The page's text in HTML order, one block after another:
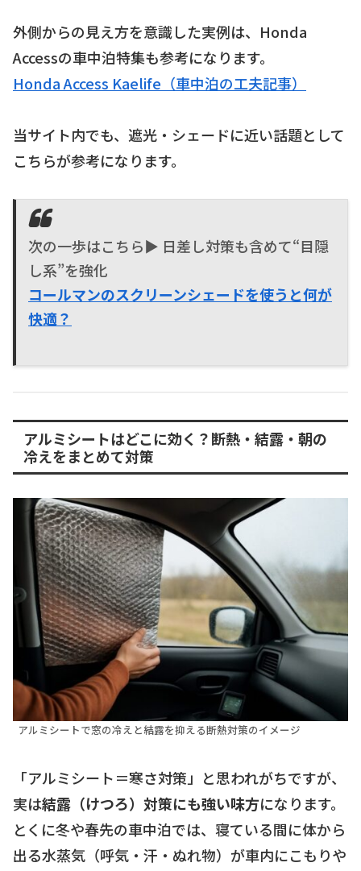
外側からの見え方を意識した実例は、Honda
Accessの車中泊特集も参考になります。
Honda Access Kaelife（車中泊の工夫記事）
当サイト内でも、遮光・シェードに近い話題として
こちらが参考になります。
次の一歩はこちら▶ 日差し対策も含めて“目隠
し系”を強化
コールマンのスクリーンシェードを使うと何が
快適？
アルミシートはどこに効く？断熱・結露・朝の
冷えをまとめて対策
アルミシートで窓の冷えと結露を抑える断熱対策のイメージ
「アルミシート＝寒さ対策」と思われがちですが、
実は結露（けつろ）対策にも強い味方になります。
とくに冬や春先の車中泊では、寝ている間に体から
出る水蒸気（呼気・汗・ぬれ物）が車内にこもりや